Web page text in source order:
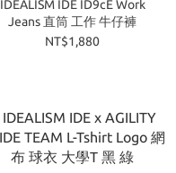
IDEALISM IDE ID9cE Work
Jeans 直筒 工作 牛仔褲
NT$1,880